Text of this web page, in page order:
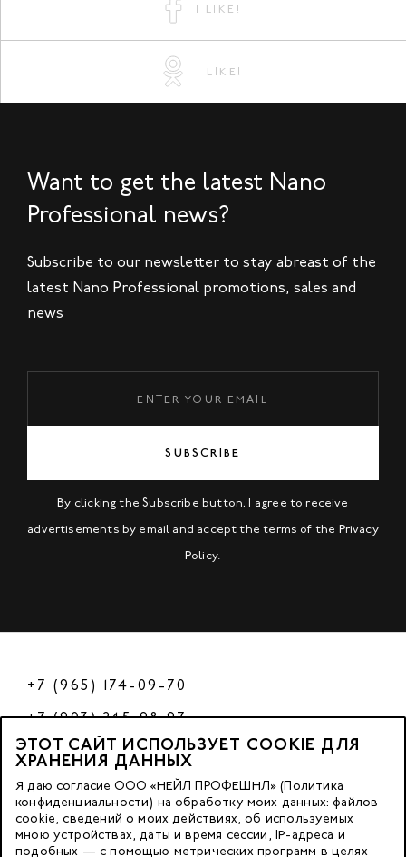
I LIKE!
I LIKE!
Want to get the latest Nano
Professional news?
Subscribe to our newsletter to stay abreast of the
latest Nano Professional promotions, sales and
news
SUBSCRIBE
By clicking the Subscribe button, I agree to receive
advertisements by email and accept the terms of the Privacy
Policy.
+7 (965) 174-09-70
+7 (903) 245-98-97
РФ
© 2023 Nano Prof
ЭТОТ САЙТ ИСПОЛЬЗУЕТ COOKIE ДЛЯ
ХРАНЕНИЯ ДАННЫХ
Я даю согласие ООО «НЕЙЛ ПРОФЕШНЛ» (Политика
конфиденциальности) на обработку моих данных: файлов
cookie, сведений о моих действиях, об используемых
мною устройствах, даты и время сессии, IP-адреса и
подобных — с помощью метрических программ в целях